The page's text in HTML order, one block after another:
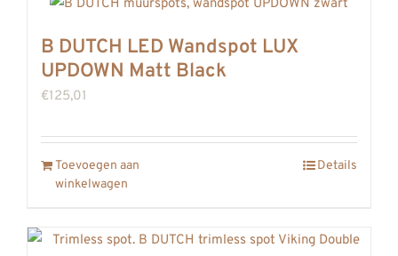
B DUTCH LED Wandspot LUX
UPDOWN Matt Black
€125,01
Toevoegen aan
winkelwagen
Details